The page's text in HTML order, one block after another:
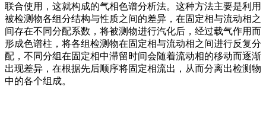
联合使用，这就构成的气相色谱分析法。这种方法主要是利用
被检测物各组分结构与性质之间的差异，在固定相与流动相之
间存在不同分配系数，将被测物进行汽化后，经过载气作用而
形成色谱柱，将各组检测物在固定相与流动相之间进行反复分
配，不同分组在固定相中滞留时间会随着流动相的移动而逐渐
出现差异，在根据先后顺序将固定相流出，从而分离出检测物
中的各个组成。